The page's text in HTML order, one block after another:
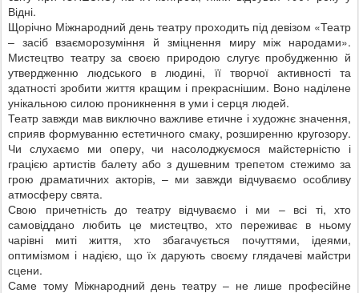
Відні.
Щорічно Міжнародний день театру проходить під девізом «Театр
– засіб взаєморозуміння й зміцнення миру між народами».
Мистецтво театру за своєю природою слугує пробудженню й
утвердженню людського в людині, її творчої активності та
здатності зробити життя кращим і прекраснішим. Воно наділене
унікальною силою проникнення в уми і серця людей.
Театр завжди мав виключно важливе етичне і художнє значення,
сприяв формуванню естетичного смаку, розширенню кругозору.
Чи слухаємо ми оперу, чи насолоджуємося майстерністю і
грацією артистів балету або з душевним трепетом стежимо за
грою драматичних акторів, – ми завжди відчуваємо особливу
атмосферу свята.
Свою причетність до театру відчуваємо і ми – всі ті, хто
самовіддано любить це мистецтво, хто переживає в ньому
чарівні миті життя, хто збагачується почуттями, ідеями,
оптимізмом і надією, що їх дарують своєму глядачеві майстри
сцени.
Саме тому Міжнародний день театру – не лише професійне